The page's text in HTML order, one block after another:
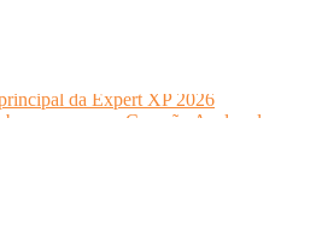
da Expert XP 2026
sucesso em Coração Acelerado e